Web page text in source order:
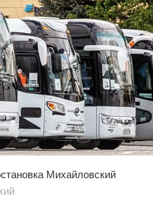
Михайловский